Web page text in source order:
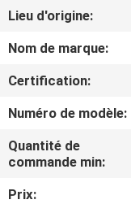
AU
SUJET
DE
VISITE
Lieu d'origine:
Nom de marque:
Certification:
Numéro de modèle:
Quantité de
commande min:
Prix: